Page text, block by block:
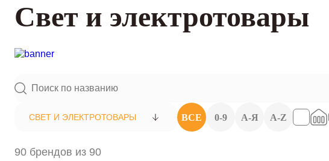
Свет и электротовары
СВЕТ И ЭЛЕКТРОТОВАРЫ ВСЕ 0-9 А-Я A-Z
90 брендов из 90